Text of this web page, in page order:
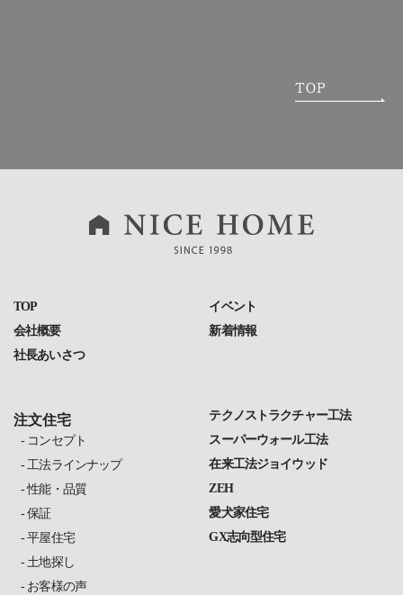
TOP
会社概要
社長あいさつ
イベント
新着情報
注文住宅
コンセプト
工法ラインナップ
性能・品質
保証
平屋住宅
土地探し
お客様の声
テクノストラクチャー工法
スーパーウォール工法
在来工法ジョイウッド
ZEH
愛犬家住宅
GX志向型住宅